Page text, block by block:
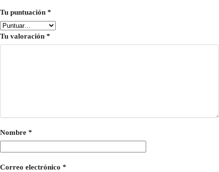
Tu puntuación *
Tu valoración *
Nombre *
Correo electrónico *